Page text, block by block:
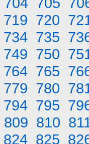
719 720
734 735
749 750
764 765
779 780
794 795
809 810
824 825